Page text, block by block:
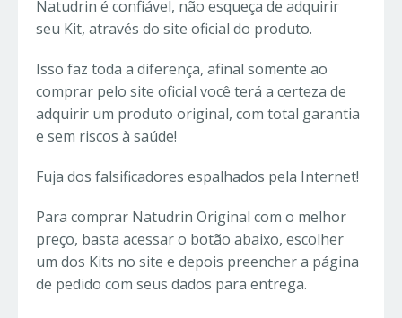
Natudrin é confiável, não esqueça de adquirir
seu Kit, através do site oficial do produto.
Isso faz toda a diferença, afinal somente ao
comprar pelo site oficial você terá a certeza de
adquirir um produto original, com total garantia
e sem riscos à saúde!
Fuja dos falsificadores espalhados pela Internet!
Para comprar Natudrin Original com o melhor
preço, basta acessar o botão abaixo, escolher
um dos Kits no site e depois preencher a página
de pedido com seus dados para entrega.